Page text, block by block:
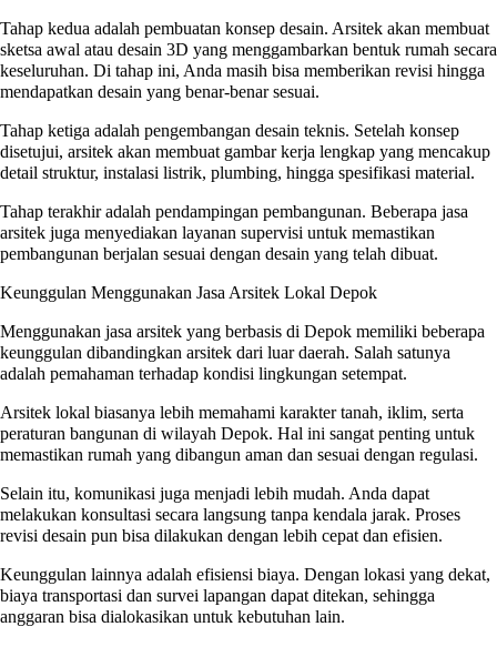
Tahap kedua adalah pembuatan konsep desain. Arsitek akan membuat
sketsa awal atau desain 3D yang menggambarkan bentuk rumah secara
keseluruhan. Di tahap ini, Anda masih bisa memberikan revisi hingga
mendapatkan desain yang benar-benar sesuai.
Tahap ketiga adalah pengembangan desain teknis. Setelah konsep
disetujui, arsitek akan membuat gambar kerja lengkap yang mencakup
detail struktur, instalasi listrik, plumbing, hingga spesifikasi material.
Tahap terakhir adalah pendampingan pembangunan. Beberapa jasa
arsitek juga menyediakan layanan supervisi untuk memastikan
pembangunan berjalan sesuai dengan desain yang telah dibuat.
Keunggulan Menggunakan Jasa Arsitek Lokal Depok
Menggunakan jasa arsitek yang berbasis di Depok memiliki beberapa
keunggulan dibandingkan arsitek dari luar daerah. Salah satunya
adalah pemahaman terhadap kondisi lingkungan setempat.
Arsitek lokal biasanya lebih memahami karakter tanah, iklim, serta
peraturan bangunan di wilayah Depok. Hal ini sangat penting untuk
memastikan rumah yang dibangun aman dan sesuai dengan regulasi.
Selain itu, komunikasi juga menjadi lebih mudah. Anda dapat
melakukan konsultasi secara langsung tanpa kendala jarak. Proses
revisi desain pun bisa dilakukan dengan lebih cepat dan efisien.
Keunggulan lainnya adalah efisiensi biaya. Dengan lokasi yang dekat,
biaya transportasi dan survei lapangan dapat ditekan, sehingga
anggaran bisa dialokasikan untuk kebutuhan lain.